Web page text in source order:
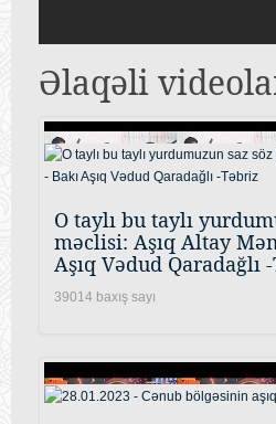
Əlaqəli
O taylı bu taylı
məclisi: Aşıq Altay
Aşıq Vədud Qaradağlı
39014 baxış sayı